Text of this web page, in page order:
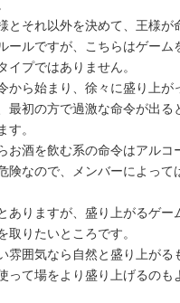
とそれ以外を決めて、王様が
ールですが、こちらはゲーム
イプではありません。
から始まり、徐々に盛り上が
最初の方で過激な命令が出る
す。
お酒を飲む系の命令はアルコ
険なので、メンバーによって
ありますが、盛り上がるゲー
取りたいところです。
雰囲気なら自然と盛り上がる
って場をより盛り上げるのも